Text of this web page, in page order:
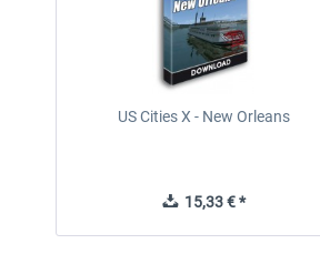
US Cities X - New Orleans
15,33 € *